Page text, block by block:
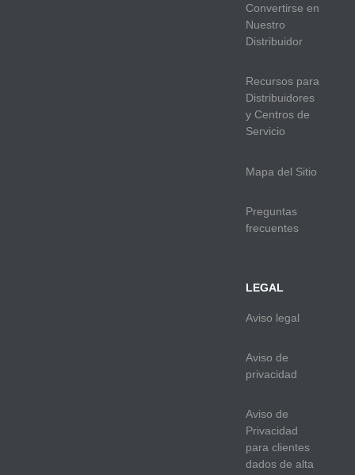
Convertirse en
Nuestro
Distribuidor
Recursos para
Distribuidores
y Centros de
Servicio
Mapa del Sitio
Preguntas
frecuentes
LEGAL
Aviso legal
Aviso de
privacidad
Aviso de
Privacidad
para clientes
dados de alta